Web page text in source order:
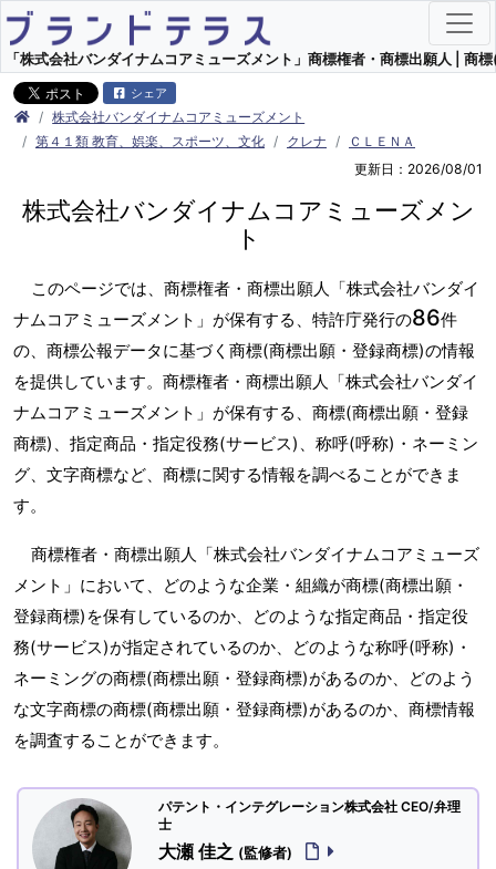
「株式会社バンダイナムコアミューズメント」商標権者・商標出願人 | 商
シェア
株式会社バンダイナムコアミューズメント
第４１類 教育、娯楽、スポーツ、文化
クレナ
ＣＬＥＮＡ
更新日：2026/08/01
株式会社バンダイナムコアミューズメン
ト
このページでは、商標権者・商標出願人「株式会社バンダイ
ナムコアミューズメント」が保有する、特許庁発行の86件
の、商標公報データに基づく商標(商標出願・登録商標)の情報
を提供しています。商標権者・商標出願人「株式会社バンダイ
ナムコアミューズメント」が保有する、商標(商標出願・登録
商標)、指定商品・指定役務(サービス)、称呼(呼称)・ネーミン
グ、文字商標など、商標に関する情報を調べることができま
す。
商標権者・商標出願人「株式会社バンダイナムコアミューズ
メント」において、どのような企業・組織が商標(商標出願・
登録商標)を保有しているのか、どのような指定商品・指定役
務(サービス)が指定されているのか、どのような称呼(呼称)・
ネーミングの商標(商標出願・登録商標)があるのか、どのよう
な文字商標の商標(商標出願・登録商標)があるのか、商標情報
を調査することができます。
パテント・インテグレーション株式会社 CEO/弁理
士
大瀬 佳之 (監修者)